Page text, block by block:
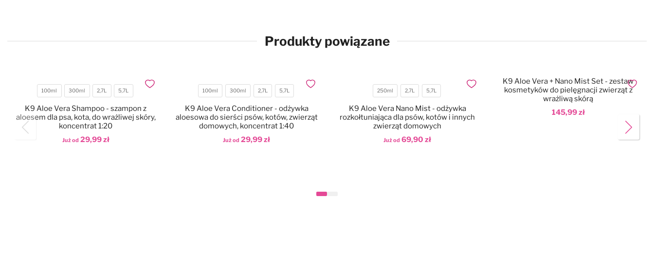
Produkty powiązane
Pojemność
100ml 300ml 2,7L 5,7L
Już od 29,99 zł
K9 Aloe Vera Shampoo - szampon z
aloesem dla psa, kota, do wrażliwej skóry,
koncentrat 1:20
Dodaj do ulubionych
Pojemność
100ml 300ml 2,7L 5,7L
Już od 29,99 zł
K9 Aloe Vera Conditioner - odżywka
aloesowa do sierści psów, kotów, zwierząt
domowych, koncentrat 1:40
Dodaj do ulubionych
Pojemność
250ml 2,7L 5,7L
Już od 69,90 zł
K9 Aloe Vera Nano Mist - odżywka
rozkołtuniająca dla psów, kotów i innych
zwierząt domowych
Dodaj do ulubionych
145,99 zł
K9 Aloe Vera + Nano Mist Set - zestaw
kosmetyków do pielęgnacji zwierząt z
wrażliwą skórą
Dodaj